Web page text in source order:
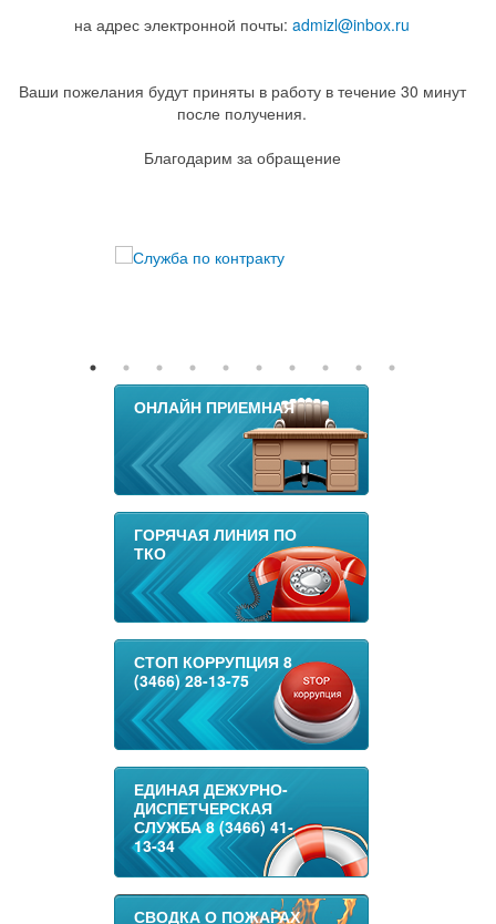
на адрес электронной почты: admizl@inbox.ru
Ваши пожелания будут приняты в работу в течение 30 минут
после получения.
Благодарим за обращение
ОНЛАЙН ПРИЕМНАЯ
ГОРЯЧАЯ ЛИНИЯ ПО
ТКО
СТОП КОРРУПЦИЯ 8
(3466) 28-13-75
ЕДИНАЯ ДЕЖУРНО-
ДИСПЕТЧЕРСКАЯ
СЛУЖБА 8 (3466) 41-
13-34
СВОДКА О ПОЖАРАХ